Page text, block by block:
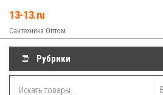
содержимому
13-13.ru
Сантехника Оптом
Рубрики